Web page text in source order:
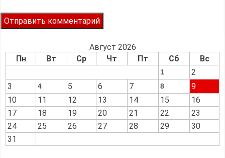
Август 2026
Пн
Вт Ср Чт Пт Сб Вс
1
2
3
4 5 6 7 8
9
10
11 12 13 14 15
16
17
18 19 20 21 22
23
24
25 26 27 28 29
30
31